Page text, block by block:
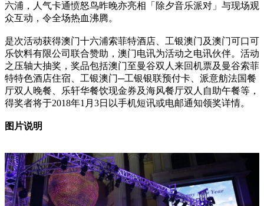
六浦，人气卡通愤怒鸟昨晚亦亮相「除夕音乐派对」与现场观
众互动，令全场热血沸腾。
是次活动获得澳门十六浦索菲特酒店、工银澳门及澳门可口可
乐饮料有限公司联合赞助，澳门电讯为活动之电讯伙伴。活动
之压轴大抽奖，奖品包括澳门至曼谷双人来回机票及曼谷索菲
特特色酒店住宿、工银澳门─工银银联预付卡、派意舫法国餐
厅双人晚餐、乐轩华餐饮现金券及海风餐厅双人自助午餐等，
得奖者将于2018年1月3日以手机短讯或电邮通知领奖详情。
图片说明